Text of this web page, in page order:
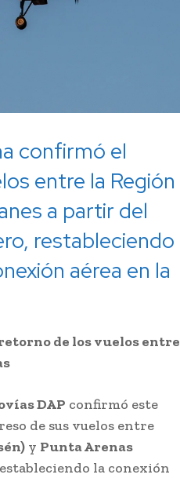
confirmó el
entre la Región
a partir del
restableciendo
aérea en la
de los vuelos entre
DAP confirmó este
de sus vuelos entre
y Punta Arenas
la conexión